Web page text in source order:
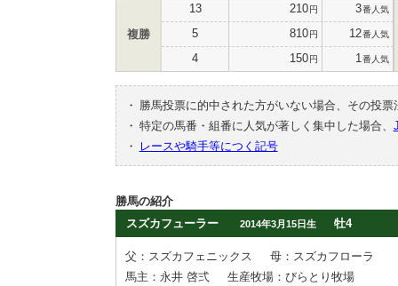
複勝
13 210円 3番人気
5 810円 12番人気
4 150円 1 番人気
・
勝馬投票に的中された方がいない場合、その投
・ 特定の馬番・組番に人気が著しく集中した場合、
・
レースや騎手等につく記号
勝馬の紹介
スズカフューラー
2014年3月15日生 牡4
父：スズカフェニックス
母：スズカフローラ
馬主：永井 啓弍
生産牧場：びらとり牧場